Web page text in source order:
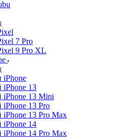
7 Pro
9 Pro XL
iPhone
iPhone 13
iPhone 13 Mini
iPhone 13 Pro
iPhone 13 Pro Max
iPhone 14
iPhone 14 Pro Max